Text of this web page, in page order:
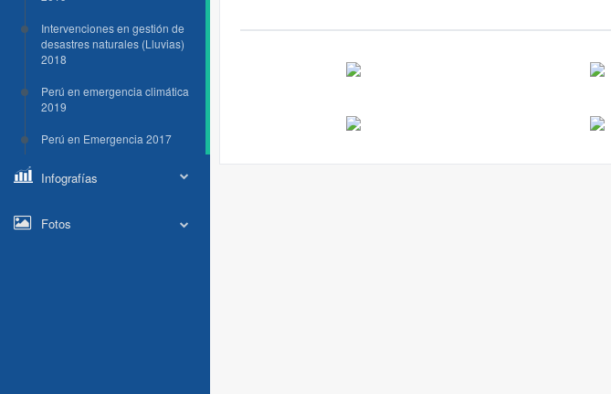
Intervenciones en gestión de
desastres naturales (Lluvias)
2018
Perú en emergencia climática
2019
Perú en Emergencia 2017
Infografías
Fotos